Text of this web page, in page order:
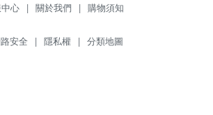
心 | 關於我們 | 購物須知
安全 | 隱私權 | 分類地圖